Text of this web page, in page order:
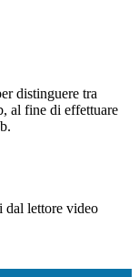
distinguere tra
al fine di effettuare
dal lettore video